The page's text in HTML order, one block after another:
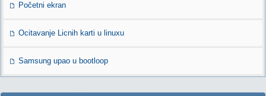
Početni ekran
Ocitavanje Licnih karti u linuxu
Samsung upao u bootloop